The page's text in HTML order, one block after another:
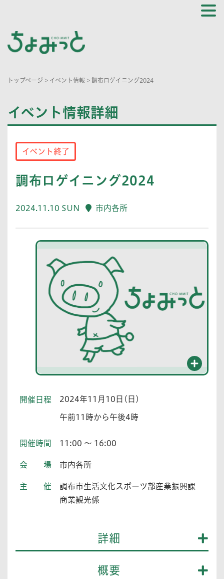
トップページ > イベント情報 > 調布ロゲイニング2024
イベント情報詳細
イベント終了
調布ロゲイニング2024
2024.11.10 SUN 市内各所
開催日程 2024年11月10日(日)
午前11時から午後4時
開催時間 11:00 ～ 16:00
会場 市内各所
主催
調布市生活文化スポーツ部産業振興課
商業観光係
詳細
概要